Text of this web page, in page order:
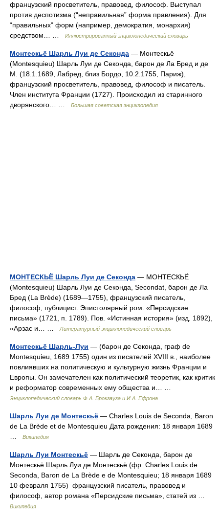
французский просветитель, правовед, философ. Выступал
против деспотизма (“неправильная” форма правления). Для
“правильных” форм (например, демократия, монархия)
средством… …
Иллюстрированный энциклопедический словарь
Монтескьё Шарль Луи де Секонда — Монтескьё
(Montesquieu) Шарль Луи де Секонда, барон де Ла Бред и де
М. (18.1.1689, Лабред, близ Бордо, 10.2.1755, Париж),
французский просветитель, правовед, философ и писатель.
Член института Франции (1727). Происходил из старинного
дворянского… …
Большая советская энциклопедия
МОНТЕСКЬЁ Шарль Луи де Секонда — МОНТЕСКЬЁ
(Montesquieu) Шарль Луи де Секонда, Secondat, барон де Ла
Бред (La Brède) (1689—1755), французский писатель,
философ, публицист. Эпистолярный ром. «Персидские
письма» (1721, п. 1789). Пов. «Истинная история» (изд. 1892),
«Арзас и… …
Литературный энциклопедический словарь
Монтескьё Шарль-Луи — (барон де Секонда, граф de
Montesquieu, 1689 1755) один из писателей XVIII в., наиболее
повлиявших на политическую и культурную жизнь Франции и
Европы. Он замечателен как политический теоретик, как критик
и реформатор современных ему общества и… …
Энциклопедический словарь Ф.А. Брокгауза и И.А. Ефрона
Шарль Луи де Монтескьё — Charles Louis de Seconda, Baron
de La Brède et de Montesquieu Дата рождения: 18 января 1689
Википедия
Шарль Луи Монтескьё — Шарль де Секонда, барон де
Монтескьё Шарль Луи де Монтескьё (фр. Charles Louis de
Seconda, Baron de La Brède e de Montesquieu; 18 января 1689
10 февраля 1755) французский писатель, правовед и
философ, автор романа «Персидские письма», статей из …
Википедия